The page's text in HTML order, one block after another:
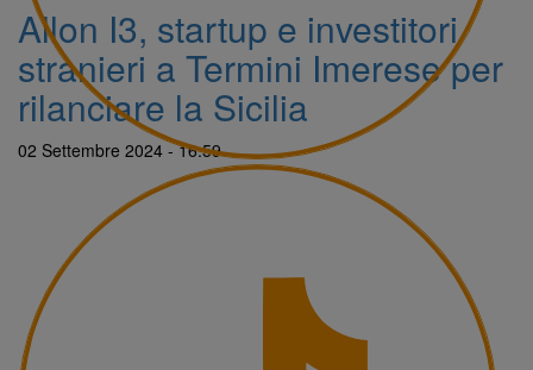
Allon I3, startup e investitori
stranieri a Termini Imerese per
rilanciare la Sicilia
02 Settembre 2024 - 16:59